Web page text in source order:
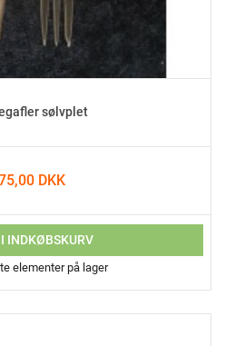
sølvplet
DKK
INDKØBSKURV
elementer på lager